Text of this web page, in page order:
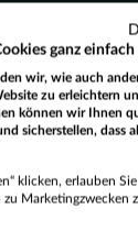
No
ganz
wir, wie auch
zu erleichtern
können wir Ihnen
sicherstellen, dass
klicken, erlauben
Marketingzwecken